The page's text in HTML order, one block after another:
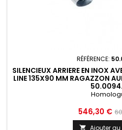
RÉFÉRENCE:
SILENCIEUX ARRIERE EN INOX
LINE 135X90 MM RAGAZZON
Prix
546,30 €
 Ajouter